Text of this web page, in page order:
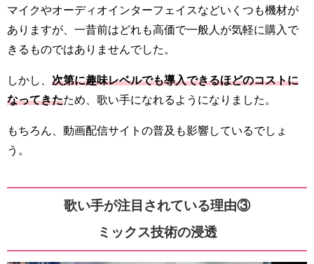
マイクやオーディオインターフェイスなどいくつも機材が
ありますが、一昔前はどれも高価で一般人が気軽に購入で
きるものではありませんでした。
しかし、 次第に趣味レベルでも導入できるほどのコストに
なってきたため、歌い手になれるようになりました。
もちろん、動画配信サイトの普及も影響しているでしょ
う。
歌い手が注目されている理由③
ミックス技術の浸透